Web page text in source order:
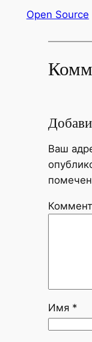
Open Source
Ваш
Имя *